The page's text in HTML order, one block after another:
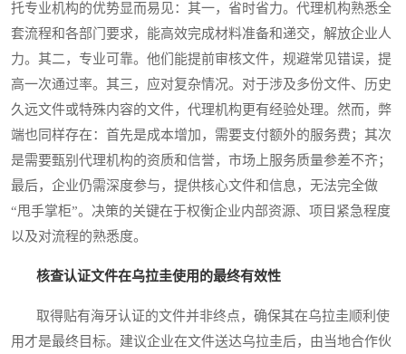
托专业机构的优势显而易见：其一，省时省力。代理机构熟悉全
套流程和各部门要求，能高效完成材料准备和递交，解放企业人
力。其二，专业可靠。他们能提前审核文件，规避常见错误，提
高一次通过率。其三，应对复杂情况。对于涉及多份文件、历史
久远文件或特殊内容的文件，代理机构更有经验处理。然而，弊
端也同样存在：首先是成本增加，需要支付额外的服务费；其次
是需要甄别代理机构的资质和信誉，市场上服务质量参差不齐；
最后，企业仍需深度参与，提供核心文件和信息，无法完全做
“甩手掌柜”。决策的关键在于权衡企业内部资源、项目紧急程度
以及对流程的熟悉度。
核查认证文件在乌拉圭使用的最终有效性
取得贴有海牙认证的文件并非终点，确保其在乌拉圭顺利使
用才是最终目标。建议企业在文件送达乌拉圭后，由当地合作伙